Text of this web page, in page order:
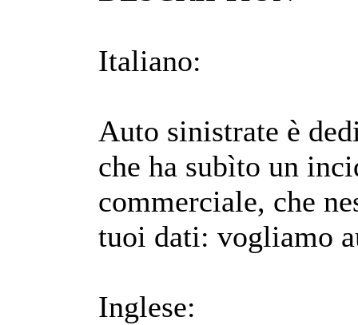
Italiano:
Auto sinistrate è
che ha subìto un
commerciale, che
tuoi dati: vogliamo
Inglese: